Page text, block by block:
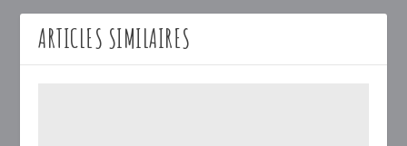
ARTICLES SIMILAIRES